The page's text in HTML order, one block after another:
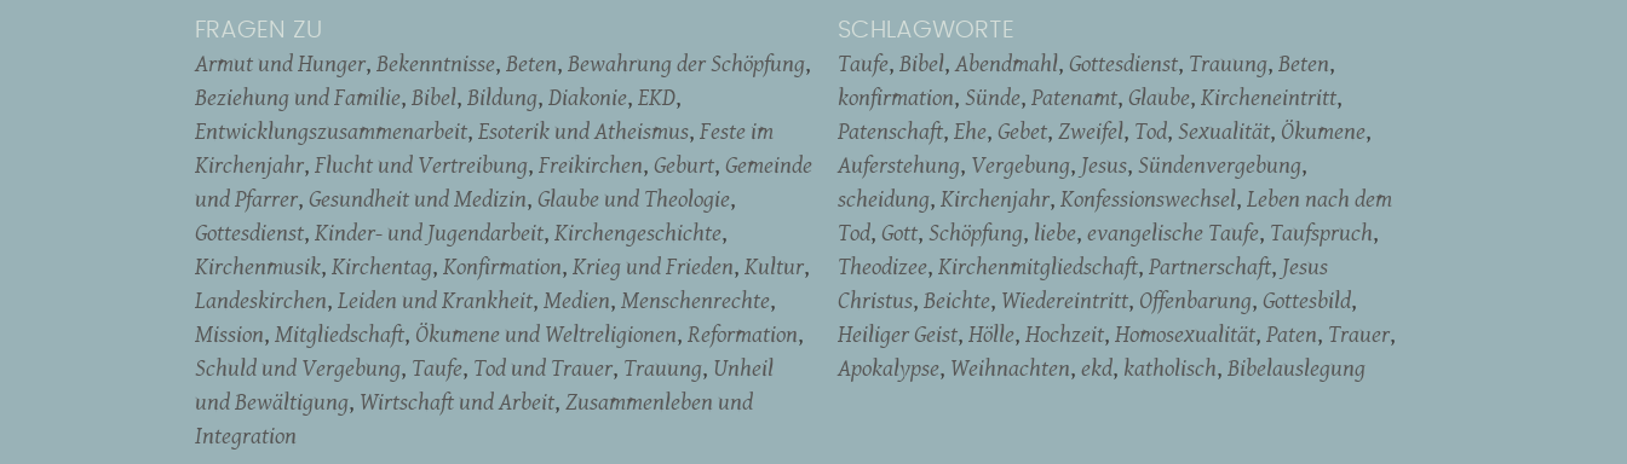
FRAGEN ZU
Armut und Hunger Bekenntnisse Beten Bewahrung der Schöpfung
Beziehung und Familie Bibel Bildung Diakonie EKD
Entwicklungszusammenarbeit Esoterik und Atheismus Feste im
Kirchenjahr Flucht und Vertreibung Freikirchen Geburt Gemeinde
und Pfarrer Gesundheit und Medizin Glaube und Theologie
Gottesdienst Kinder- und Jugendarbeit Kirchengeschichte
Kirchenmusik Kirchentag Konfirmation Krieg und Frieden Kultur
Landeskirchen Leiden und Krankheit Medien Menschenrechte
Mission Mitgliedschaft Ökumene und Weltreligionen Reformation
Schuld und Vergebung Taufe Tod und Trauer Trauung Unheil
und Bewältigung Wirtschaft und Arbeit Zusammenleben und
Integration
SCHLAGWORTE
Taufe Bibel Abendmahl Gottesdienst Trauung Beten
konfirmation Sünde Patenamt Glaube Kircheneintritt
Patenschaft Ehe Gebet Zweifel Tod Sexualität Ökumene
Auferstehung Vergebung Jesus Sündenvergebung
scheidung Kirchenjahr Konfessionswechsel Leben nach dem
Tod Gott Schöpfung liebe evangelische Taufe Taufspruch
Theodizee Kirchenmitgliedschaft Partnerschaft Jesus
Christus Beichte Wiedereintritt Offenbarung Gottesbild
Heiliger Geist Hölle Hochzeit Homosexualität Paten Trauer
Apokalypse Weihnachten ekd katholisch Bibelauslegung